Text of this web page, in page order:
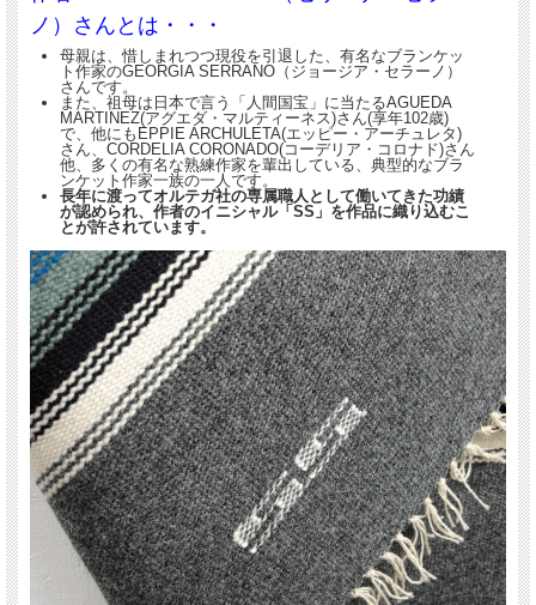
ノ）さんとは・・・
母親は、惜しまれつつ現役を引退した、有名なブランケッ
ト作家のGEORGIA SERRANO（ジョージア・セラーノ）
さんです。
また、祖母は日本で言う「人間国宝」に当たるAGUEDA
MARTINEZ(アグエダ・マルティーネス)さん(享年102歳)
で、他にもEPPIE ARCHULETA(エッピー・アーチュレタ)
さん、CORDELIA CORONADO(コーデリア・コロナド)さん
他、多くの有名な熟練作家を輩出している、典型的なブラ
ンケット作家一族の一人です。
長年に渡ってオルテガ社の専属職人として働いてきた功績
が認められ、作者のイニシャル「SS」を作品に織り込むこ
とが許されています。